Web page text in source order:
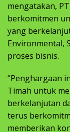
mengatakan,
berkomitmen
yang
Environmental,
proses bisnis.
“Penghargaan
Timah untuk
berkelanjutan
terus
memberikan